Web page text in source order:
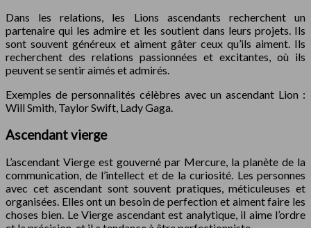
Dans les relations, les Lions ascendants recherchent un
partenaire qui les admire et les soutient dans leurs projets. Ils
sont souvent généreux et aiment gâter ceux qu’ils aiment. Ils
recherchent des relations passionnées et excitantes, où ils
peuvent se sentir aimés et admirés.
Exemples de personnalités célèbres avec un ascendant Lion :
Will Smith, Taylor Swift, Lady Gaga.
Ascendant vierge
L’ascendant Vierge est gouverné par Mercure, la planète de la
communication, de l’intellect et de la curiosité. Les personnes
avec cet ascendant sont souvent pratiques, méticuleuses et
organisées. Elles ont un besoin de perfection et aiment faire les
choses bien. Le Vierge ascendant est analytique, il aime l’ordre